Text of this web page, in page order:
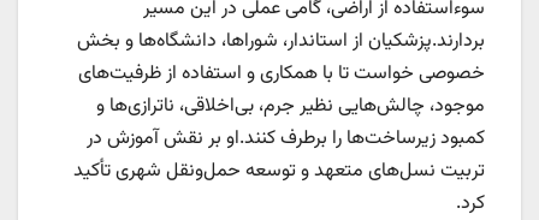
سوءاستفاده از اراضی، گامی عملی در این مسیر
بردارند.پزشکیان از استاندار، شوراها، دانشگاه‌ها و بخش
خصوصی خواست تا با همکاری و استفاده از ظرفیت‌های
موجود، چالش‌هایی نظیر جرم، بی‌اخلاقی، ناترازی‌ها و
کمبود زیرساخت‌ها را برطرف کنند.او بر نقش آموزش در
تربیت نسل‌های متعهد و توسعه حمل‌ونقل شهری تأکید
کرد.